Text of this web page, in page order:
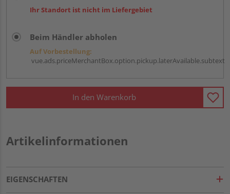
Ihr Standort ist nicht im Liefergebiet
Beim Händler abholen
Auf Vorbestellung:
vue.ads.priceMerchantBox.option.pickup.laterAvailable.subtext
In den Warenkorb
Artikelinformationen
EIGENSCHAFTEN